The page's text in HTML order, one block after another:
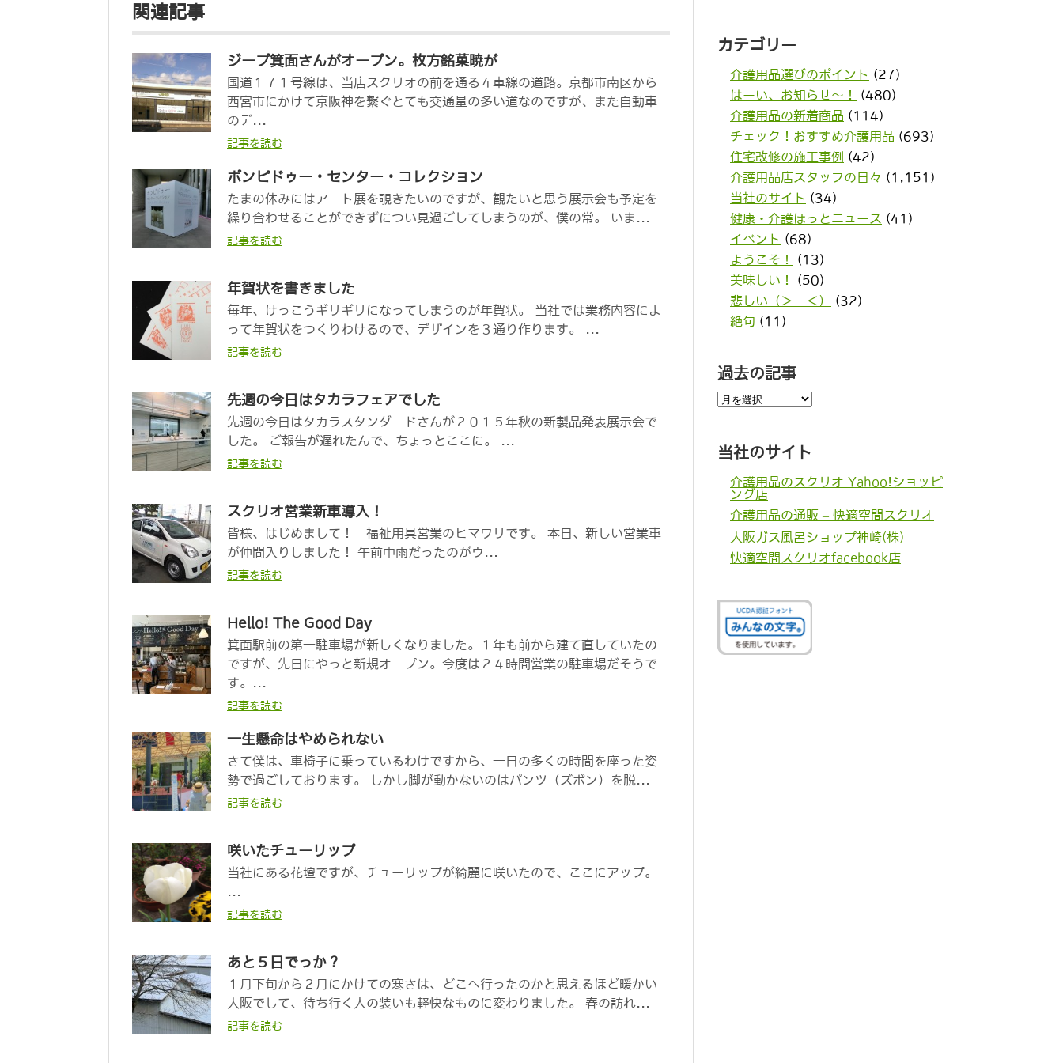
関連記事
ジープ箕面さんがオープン。枚方銘菓暁が
国道１７１号線は、当店スクリオの前を通る４車線の道路。京都市南区から
西宮市にかけて京阪神を繋ぐとても交通量の多い道なのですが、また自動車
のデ...
記事を読む
ポンピドゥー・センター・コレクション
たまの休みにはアート展を覗きたいのですが、観たいと思う展示会も予定を
繰り合わせることができずについ見過ごしてしまうのが、僕の常。 いま...
記事を読む
年賀状を書きました
毎年、けっこうギリギリになってしまうのが年賀状。 当社では業務内容によ
って年賀状をつくりわけるので、デザインを３通り作ります。 ...
記事を読む
先週の今日はタカラフェアでした
先週の今日はタカラスタンダードさんが２０１５年秋の新製品発表展示会で
した。 ご報告が遅れたんで、ちょっとここに。 ...
記事を読む
スクリオ営業新車導入！
皆様、はじめまして！ 福祉用具営業のヒマワリです。 本日、新しい営業車
が仲間入りしました！ 午前中雨だったのがウ...
記事を読む
Hello! The Good Day
箕面駅前の第一駐車場が新しくなりました。１年も前から建て直していたの
ですが、先日にやっと新規オープン。今度は２４時間営業の駐車場だそうで
す。...
記事を読む
一生懸命はやめられない
さて僕は、車椅子に乗っているわけですから、一日の多くの時間を座った姿
勢で過ごしております。 しかし脚が動かないのはパンツ（ズボン）を脱...
記事を読む
咲いたチューリップ
当社にある花壇ですが、チューリップが綺麗に咲いたので、ここにアップ。
記事を読む
あと５日でっか？
１月下旬から２月にかけての寒さは、どこへ行ったのかと思えるほど暖かい
大阪でして、待ち行く人の装いも軽快なものに変わりました。 春の訪れ...
記事を読む
カテゴリー
介護用品選びのポイント (27)
はーい、お知らせ〜！
(480)
介護用品の新着商品 (114)
チェック！おすすめ介護用品 (693)
住宅改修の施工事例 (42)
介護用品店スタッフの日々 (1,151)
当社のサイト (34)
健康・介護ほっとニュース (41)
イベント (68)
ようこそ！
(13)
美味しい！
(50)
悲しい（＞＿＜）
(32)
絶句 (11)
過去の記事
過
去
事
当社のサイト
介護用品のスクリオ Yahoo!ショッピ
ング店
介護用品の通販 – 快適空間スクリオ
大阪ガス風呂ショップ神崎(株)
快適空間スクリオfacebook店